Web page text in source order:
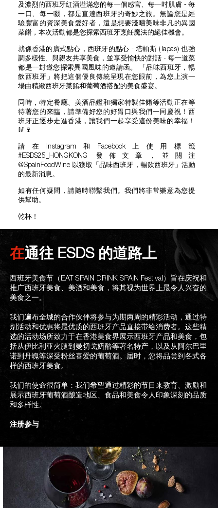
及濃烈的西班牙紅酒溢滿您的每一個感官、每一吋肌膚 - 每
一口、每一啜，都是直達西班牙的奇妙之旅。無論您是經
驗豐富的資深美食愛好者，還是想要淺嚐美味非凡的異國
菜餚，本次活動都是您探索西班牙烹飪魔法的絕佳機會。
就像香港的廣式點心，西班牙的點心 - 塔帕斯 (Tapas) 也強
調多樣性、與親友共享美食，並享受愉快的對話 - 每一道菜
都是一封邀您探索異國風味的邀請函。 「品味西班牙，暢
飲西班牙」將把這個優良傳統呈現在您眼前，為您上演一
場由精緻西班牙菜餚和葡萄酒搭配的美食盛宴。
同時，特定餐廳、美酒品鑑和獨家特製佳餚等活動正在等
待著您的來臨，請準備好您的好胃口與我們一同慶祝！西
班牙正逐步走進香港，讓我們一起享受這份美味的幸福！
🥢🍷
請在Instagram和Facebook上使用標籤
#ESDS25_HONGKONG 發佈文章，並關注
@SpainFoodWine 以獲取「品味西班牙，暢飲西班牙」活動
的最新消息。
如有任何疑問，請隨時聯繫我們。我們將非常樂意為您提
供幫助。
乾杯！
在通往 ESDS 的道路上
西班牙美食节（EAT SPAIN DRINK SPAIN Festival）旨在庆祝和
推广西班牙美食、美酒和美食，将其视为世界上最令人兴奋的
美食之一。
我们遍布全城的合作伙伴将参与为期两周的精彩活动，通过特
别活动和优惠将最优质的西班牙产品直接带给消费者。这些精
选的活动场所致力于在香港美食界展示西班牙产品和美食，包
括从伊比利亚火腿到曼切戈奶酪等著名特产，以及从阿尔巴里
诺到丹魄等深受粉丝喜爱的葡萄酒。届时，您将品尝到各式各
样的西班牙美食。
我们的使命很简单：我们希望通过精彩的节目来教育、激励和
展示西班牙葡萄酒酿造地区、食品和美食令人印象深刻的品质
和多样性。
注册参与